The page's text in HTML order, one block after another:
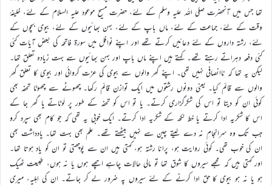
تھا جس میں آنحضرت صلی اللہ علیہ وسلم کے لئے، حضرت مسیح موعود علیہ السلام کے لئے، خلیفۂ
وقت کے لئے، جماعت کے لئے، ماں باپ کے لئے، بہن بھائیوں کے لئے، بیوی بچوں کے
لئے، رشتہ داروں کے لئے دعائیں کرتے تھے اور اپنے نوافل میں سورۃ فاتحہ کی بعض آیات کئی
کئی دفعہ دہراتے رہتے تھے۔ کہتے ہیں اپنے ماں باپ اور بہن بھائیوں سے بہت زیادہ تعلق تھا۔
لیکن یہ تھا کہ ناانصافی نہیں تھی۔ اپنے گھر والوں سے بیوی کی عزت کروائی اور بیوی کا تعلق گھر
والوں سے قائم کیا۔ یعنی دونوں رشتوں میں ایک توازن قائم رکھا۔ چھوٹے سے چھوٹا تحفہ بھی
کوئی ان کو دیتا تو اس کی شکرگزاری کرتے۔ یا تو اس کو تحفہ کے طور پر لَوٹاتے یا گھر جا کے
اس کا شکریہ ادا کرتے یا خط لکھ کے شکریہ ادا کرتے۔ ایک خوبی یہ تھی کہ جو کام بھی سپرد کرو
جب تک وہ سرانجام نہ دے لیتے چین سے نہیں بیٹھتے تھے۔ علم بھی بہت تھا۔ یادداشت بھی
ان کی خوب تھی۔ کوئی روایت ہو، پرانا رشتہ ہو، کہتی ہیں ان سے پوچھتی تو ان کو یاد ہوتا تھا۔
اور کہتی ہیں کہ مجھے سیروں کا شوق تھا تو مالی حالات چاہے اچھے ہوں یا نہ ہوں، طبیعت ٹھیک
ہو یا نہ ہو بیوی کا حق ادا کرنے کے لئے سیروں پہ ضرور لے کر جاتے۔ ان کی اہلیہ، میری